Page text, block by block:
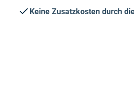
Keine Zusatzkosten durch